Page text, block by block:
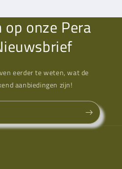
onze Pera
eerder te weten, wat de
aanbiedingen zijn!